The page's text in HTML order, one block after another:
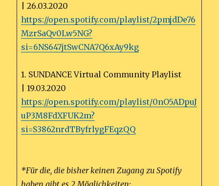
| 26.03.2020
https://open.spotify.com/playlist/2pmjdDe76
MzrSaQv0Lw5NG?
si=6NS647jtSwCNA7Q6xAy9kg
1. SUNDANCE Virtual Community Playlist
| 19.03.2020
https://open.spotify.com/playlist/0nO5ADpuJ
uP3M8FdXFUK2m?
si=S3862nrdTByfrlygFEqzQQ
*Für die, die bisher keinen Zugang zu Spotify
haben gibt es 2 Möglichkeiten: